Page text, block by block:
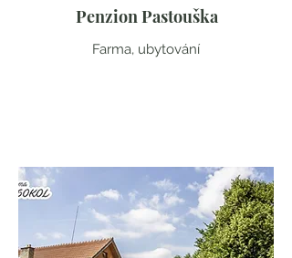
Penzion Pastouška
Farma, ubytování